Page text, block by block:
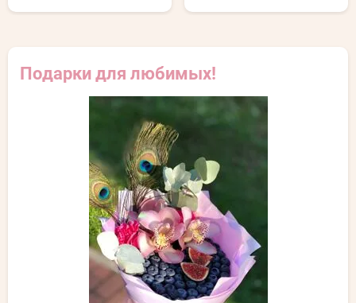
Подарки для любимых!